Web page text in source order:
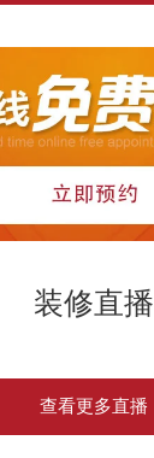
装修直播
查看更多直播